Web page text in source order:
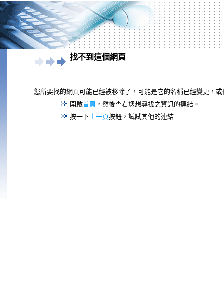
找不到這個網頁
您所要找的網頁可能已經被移除了，可能是它的名稱已經變更，
開啟首頁 ，然後查看您想尋找之資訊的連結。
按一下上一頁按鈕，試試其他的連結